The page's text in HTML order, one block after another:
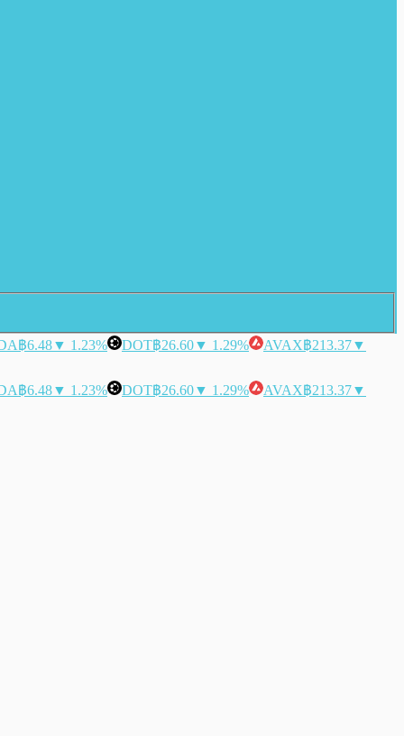
฿6.48▼ 1.23% DOT฿26.60▼ 1.29% AVAX฿213.37▼
฿6.48▼ 1.23% DOT฿26.60▼ 1.29% AVAX฿213.37▼